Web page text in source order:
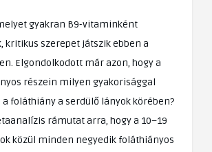
gyakran B9-vitaminként
kritikus szerepet játszik ebben a
Elgondolkodott már azon, hogy a
részein milyen gyakorisággal
foláthiány a serdülő lányok körében?
rámutat arra, hogy a 10–19
közül minden negyedik foláthiányos